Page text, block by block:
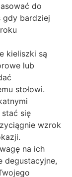
do
gdy bardziej
kieliszki są
lub
stołowi.
się
wzrok
na ich
degustacyjne,